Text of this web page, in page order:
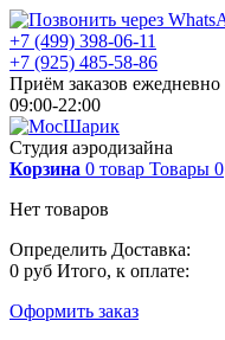
+7 (499) 398-06-11
+7 (925) 485-58-86
Приём заказов ежедневно
09:00-22:00
Студия аэродизайна
Корзина 0 товар Товары 0
Нет товаров
Определить Доставка:
0 руб Итого, к оплате:
Оформить заказ